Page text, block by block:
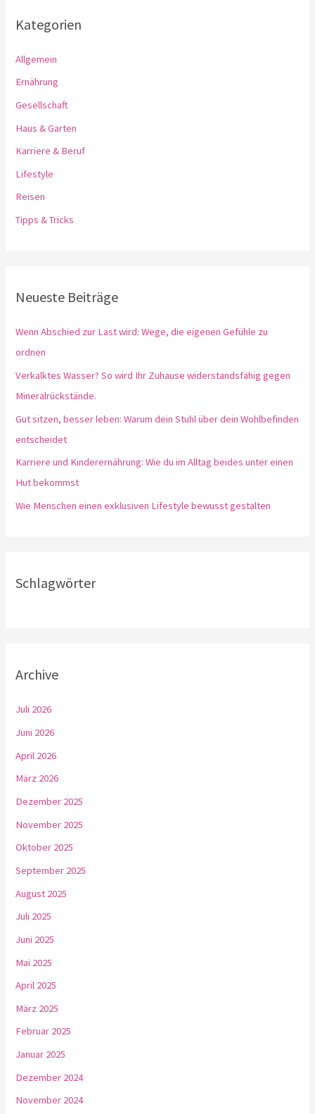
Kategorien
Allgemein
Ernährung
Gesellschaft
Haus & Garten
Karriere & Beruf
Lifestyle
Reisen
Tipps & Tricks
Neueste Beiträge
Wenn Abschied zur Last wird: Wege, die eigenen Gefühle zu
ordnen
Verkalktes Wasser? So wird Ihr Zuhause widerstandsfähig gegen
Mineralrückstände.
Gut sitzen, besser leben: Warum dein Stuhl über dein Wohlbefinden
entscheidet
Karriere und Kinderernährung: Wie du im Alltag beides unter einen
Hut bekommst
Wie Menschen einen exklusiven Lifestyle bewusst gestalten
Schlagwörter
Archive
Juli 2026
Juni 2026
April 2026
März 2026
Dezember 2025
November 2025
Oktober 2025
September 2025
August 2025
Juli 2025
Juni 2025
Mai 2025
April 2025
März 2025
Februar 2025
Januar 2025
Dezember 2024
November 2024